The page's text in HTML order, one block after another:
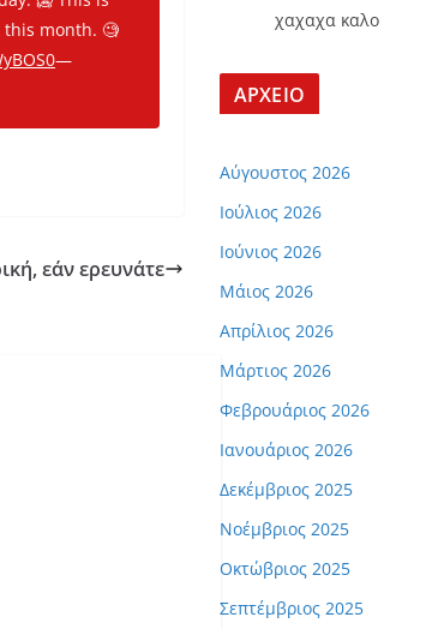
month. 🧐
—
εάν ερευνάτε
χαχαχα καλο
ΑΡΧΕΙΟ
Αύγουστος 2026
Ιούλιος 2026
Ιούνιος 2026
Μάιος 2026
Απρίλιος 2026
Μάρτιος 2026
Φεβρουάριος 2026
Ιανουάριος 2026
Δεκέμβριος 2025
Νοέμβριος 2025
Οκτώβριος 2025
Σεπτέμβριος 2025